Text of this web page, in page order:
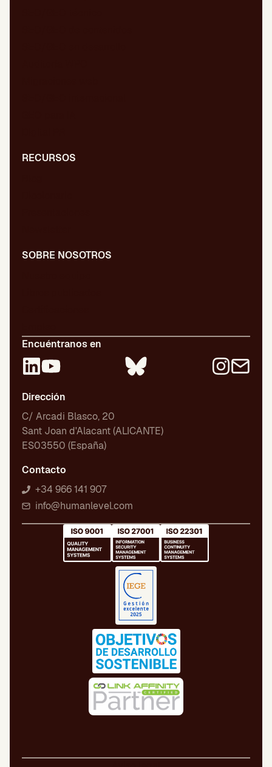
RECURSOS
SOBRE NOSOTROS
Encuéntranos en
Dirección
C/ Arcadi Blasco, 20
Sant Joan d'Alacant (ALICANTE)
ES03550 (España)
Contacto
+34 966 141 907
info@humanlevel.com